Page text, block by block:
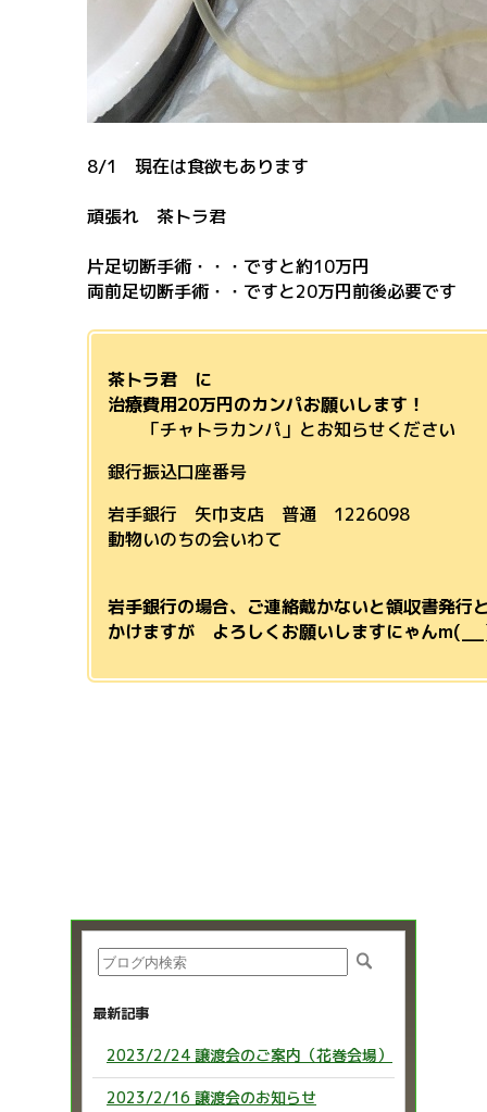
8/1 現在は食欲もあります
頑張れ 茶トラ君
片足切断手術・・・ですと約10万円
両前足切断手術・・ですと20万円前後必要です
茶トラ君 に
治療費用20万円のカンパお願いします！
「チャトラカンパ」とお知らせください
銀行振込口座番号
岩手銀行 矢巾支店 普通 1226098
動物いのちの会いわて
岩手銀行の場合、ご連絡戴かないと領収書発行
かけますが よろしくお願いしますにゃん
最新記事
2023/2/24 譲渡会のご案内（花巻会場）
2023/2/16 譲渡会のお知らせ